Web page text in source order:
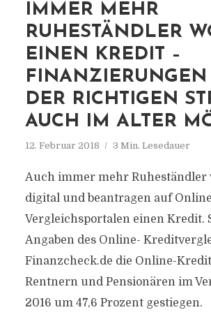
IMMER MEHR
RUHESTÄNDLER
EINEN KREDIT –
FINANZIERUNGEN
DER RICHTIGEN
AUCH IM ALTER
12. Februar 2018 3 Min. Lesedauer
Auch immer mehr Ruheständler
digital und beantragen auf
Vergleichsportalen einen Kredit.
Angaben des Online-
Finanzcheck.de die Online-
Rentnern und Pensionären im
2016 um 47,6 Prozent gestiegen.